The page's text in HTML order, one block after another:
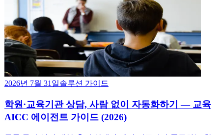
2026년 7월 31일솔루션 가이드
학원·교육기관 상담, 사람 없이 자동화하기 — 교육
AICC 에이전트 가이드 (2026)